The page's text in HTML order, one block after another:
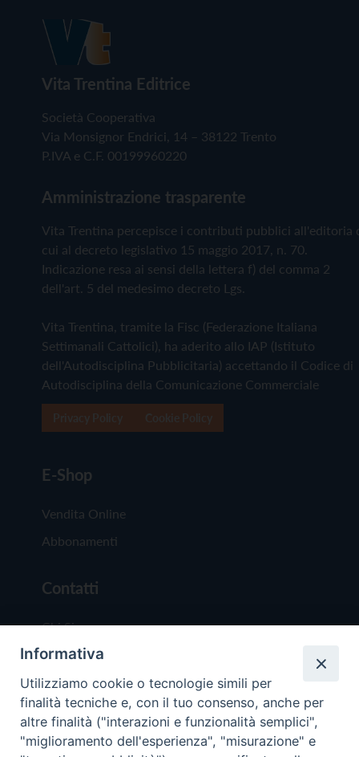
Vita Trentina Editrice
Società Cooperativa
Via Monsignor Endrici, 14 – 38122 Trento
P.IVA e C.F. 00199960220
Amministrazione trasparente
Vita Trentina percepisce i contributi pubblici all'editoria
cui al decreto legislativo 15 maggio 2017, n. 70.
Indicazione resa ai sensi della lettera f) del comma 2
dell'art. 5 del medesimo decreto Lgs.
Vita Trentina, tramite la Fisc (Federazione Italiana
Settimanali Cattolici), ha aderito allo IAP (Istituto
dell'Autodisciplina Pubblicitaria) accettando il Codice di
Autodisciplina della Comunicazione Commerciale
E-Shop
Vendita Online
Abbonamenti
Contatti
Chi Siamo
Redazione
Scrivici
Informativa
Utilizziamo cookie o tecnologie simili per
finalità tecniche e, con il tuo consenso, anche per
altre finalità ("interazioni e funzionalità semplici",
"miglioramento dell'esperienza", "misurazione" e